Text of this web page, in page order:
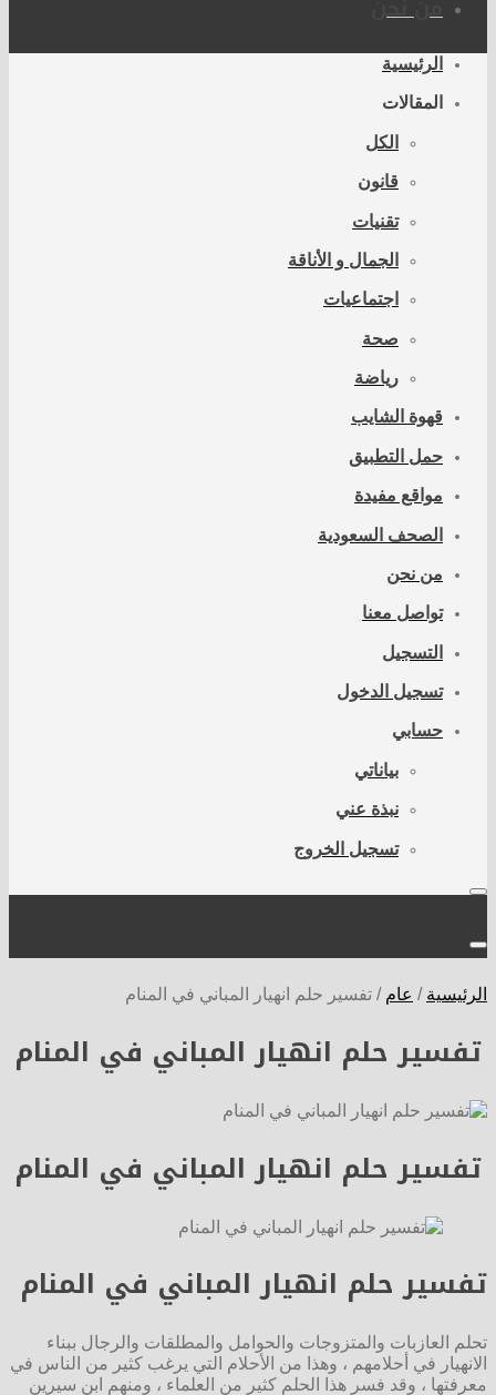
من نحن
الرئيسية
المقالات
الكل
قانون
تقنيات
الجمال و الأناقة
اجتماعيات
صحة
رياضة
قهوة الشايب
حمل التطبيق
مواقع مفيدة
الصحف السعودية
من نحن
تواصل معنا
التسجيل
تسجيل الدخول
حسابي
بياناتي
نبذة عني
تسجيل الخروج
الرئيسية / عام / تفسير حلم انهيار المباني في المنام
تفسير حلم انهيار المباني في المنام
تفسير حلم انهيار المباني في المنام
تفسير حلم انهيار المباني في المنام
تحلم العازبات والمتزوجات والحوامل والمطلقات والرجال ببناء
الانهيار في أحلامهم ، وهذا من الأحلام التي يرغب كثير من الناس في
معرفتها ، وقد فسر هذا الحلم كثير من العلماء ، ومنهم ابن سيرين